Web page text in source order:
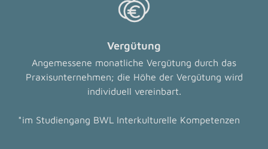
Vergütung
Angemessene monatliche Vergütung durch das
Praxisunternehmen; die Höhe der Vergütung wird
individuell vereinbart.
*im Studiengang BWL Interkulturelle Kompetenzen